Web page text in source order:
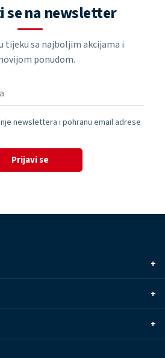
na newsletter
tijeku sa najboljim akcijama i
ponudom.
newslettera i pohranu email adrese
Prijavi se
+
+
+